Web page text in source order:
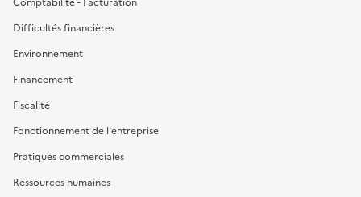
Difficultés financières
Environnement
Financement
Fiscalité
Fonctionnement de l'entreprise
Pratiques commerciales
Ressources humaines